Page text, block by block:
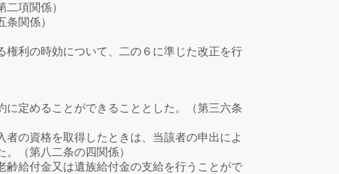
項関係）
関係）
利の時効について、二の６に準じた改正を行
定めることができることとした。（第三六条
の資格を取得したときは、当該者の申出によ
（第八二条の四関係）
給付金又は遺族給付金の支給を行うことがで